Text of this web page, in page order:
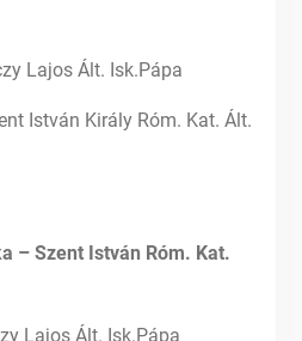
Lajos Ált. Isk.Pápa
István Király Róm. Kat. Ált.
– Szent István Róm. Kat.
Lajos Ált. Isk.Pápa